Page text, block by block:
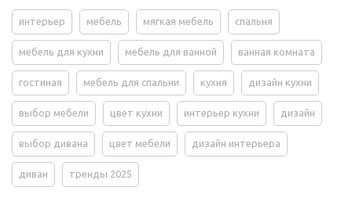
интерьер мебель мягкая мебель спальня
мебель для кухни мебель для ванной ванная комната
гостиная мебель для спальни кухня дизайн кухни
выбор мебели цвет кухни интерьер кухни дизайн
выбор дивана цвет мебели дизайн интерьера
диван тренды 2025